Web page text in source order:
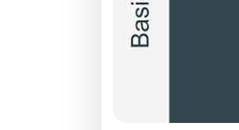
49.049 - ReactJS بالعربية - React